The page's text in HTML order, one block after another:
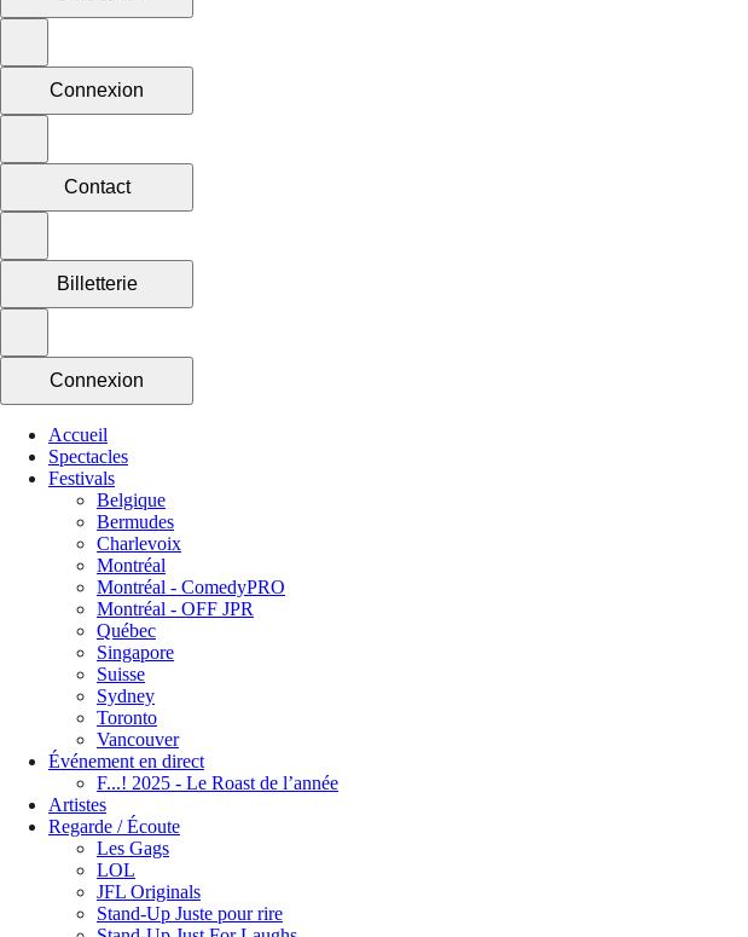
Connexion
Contact
Billetterie
Connexion
Accueil
Spectacles
Festivals
Belgique
Bermudes
Charlevoix
Montréal
Montréal - ComedyPRO
Montréal - OFF JPR
Québec
Singapore
Suisse
Sydney
Toronto
Vancouver
Événement en direct
F...! 2025 - Le Roast de l’année
Artistes
Regarde / Écoute
Les Gags
LOL
JFL Originals
Stand-Up Juste pour rire